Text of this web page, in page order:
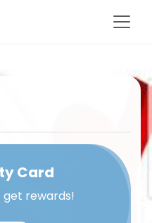
Card
rewards!